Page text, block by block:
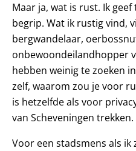
Maar ja, wat is rust. Ik
begrip. Wat ik rustig vind,
bergwandelaar,
onbewoondeilandhopper
hebben weinig te zoeken
zelf, waarom zou je voor
is hetzelfde als voor
van Scheveningen trekken.
Voor een stadsmens als ik